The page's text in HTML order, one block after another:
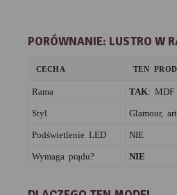
PORÓWNANIE: LUSTRO W
CECHA TEN
Rama TAK: MDF
Styl Glamour,
Podświetlenie LED NIE
Wymaga prądu? NIE